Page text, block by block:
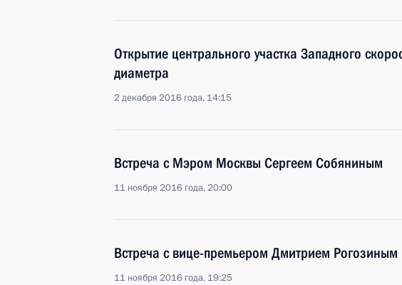
Открытие центрального участка Западного
диаметра
2 декабря 2016 года, 14:15
Встреча с Мэром Москвы Сергеем Собяниным
11 ноября 2016 года, 20:00
Встреча с вице-премьером Дмитрием Рогозиным
11 ноября 2016 года, 19:25